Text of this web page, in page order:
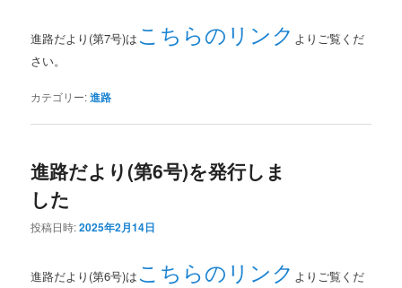
へ
移
移
動
進路だより(第7号)は こちらのリンク よりご覧くだ
さい。
カテゴリー:進路
進路だより(第6号)を発行しま
した
投稿日時:2025年2月14日
進路だより(第6号)は こちらのリンク よりご覧くだ